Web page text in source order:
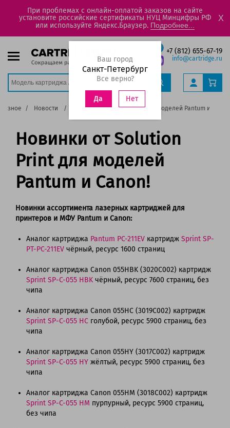
При проблемах с онлайн-оплатой заказов на сайте
установите российские сертификаты НУЦ Минцифры РФ
или используйте Яндекс.Браузер. Подробнее...
X
+7 (812) 655-67-19
info@cartridge.ru
Ваш город
Санкт-Петербург
Все верно?
Да Нет
Новости Новинки от Solution Print для моделей Pantum и
Новинки от Solution
Print для моделей
Pantum и Canon!
Новинки ассортимента лазерных картриджей для
принтеров и МФУ Pantum и Canon:
Аналог картриджа Pantum PC-211EV картридж Sprint SP-
PT-PC-211EV чёрный, ресурс 1600 страниц
Аналог картриджа Canon 055HBK (3020C002) картридж
Sprint SP-C-055 HBK чёрный, ресурс 7600 страниц, без
чипа
Аналог картриджа Canon 055HC (3019C002) картридж
Sprint SP-C-055 HC голубой, ресурс 5900 страниц, без
чипа
Аналог картриджа Canon 055HY (3017C002) картридж
Sprint SP-C-055 HY жёлтый, ресурс 5900 страниц, без
чипа
Аналог картриджа Canon 055HM (3018C002) картридж
Sprint SP-C-055 HM пурпурный, ресурс 5900 страниц,
без чипа